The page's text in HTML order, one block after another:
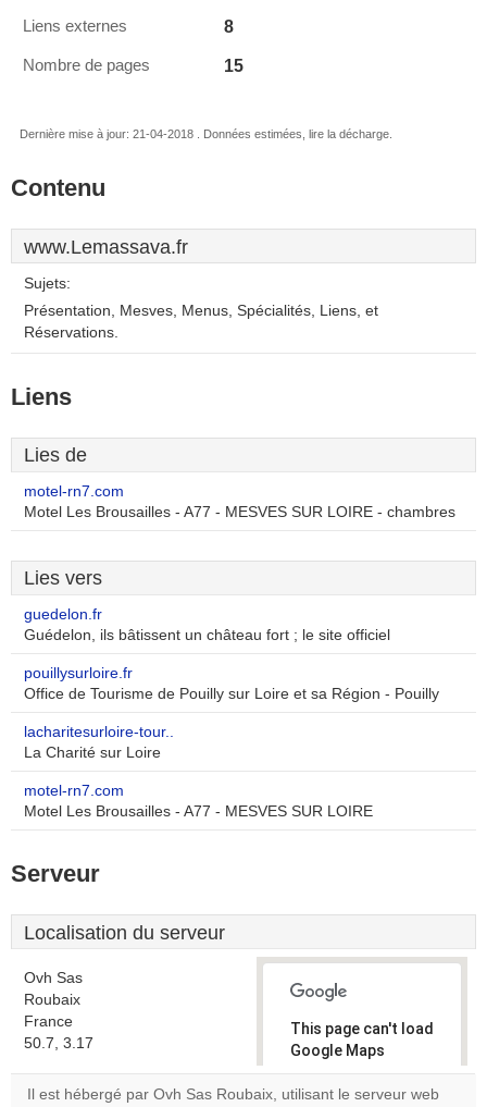
Liens externes 8
Nombre de pages 15
Dernière mise à jour: 21-04-2018 . Données estimées, lire la décharge.
Contenu
www.Lemassava.fr
Sujets:
Présentation, Mesves, Menus, Spécialités, Liens, et
Réservations.
Liens
Lies de
motel-rn7.com
Motel Les Brousailles - A77 - MESVES SUR LOIRE - chambres
Lies vers
guedelon.fr
Guédelon, ils bâtissent un château fort ; le site officiel
pouillysurloire.fr
Office de Tourisme de Pouilly sur Loire et sa Région - Pouilly
lacharitesurloire-tour..
La Charité sur Loire
motel-rn7.com
Motel Les Brousailles - A77 - MESVES SUR LOIRE
Serveur
Localisation du serveur
Ovh Sas
Roubaix
France
50.7, 3.17
This page can't load
Google Maps
correctly.
Il est hébergé par Ovh Sas Roubaix, utilisant le serveur web